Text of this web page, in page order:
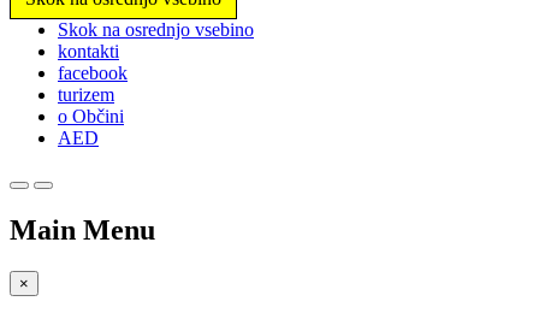
Prosimo,
upoštevajte:
spletno
mesto
vključuje
sistem
Skok na osrednjo vsebino
kontakti
facebook
turizem
o Občini
AED
Main Menu
×